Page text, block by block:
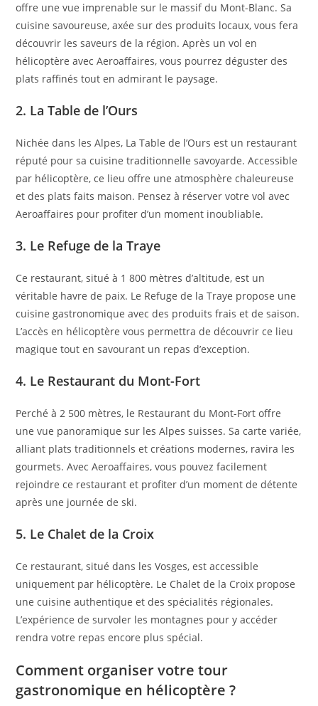
offre une vue imprenable sur le massif du Mont-Blanc. Sa
cuisine savoureuse, axée sur des produits locaux, vous fera
découvrir les saveurs de la région. Après un vol en
hélicoptère avec Aeroaffaires, vous pourrez déguster des
plats raffinés tout en admirant le paysage.
2. La Table de l’Ours
Nichée dans les Alpes, La Table de l’Ours est un restaurant
réputé pour sa cuisine traditionnelle savoyarde. Accessible
par hélicoptère, ce lieu offre une atmosphère chaleureuse
et des plats faits maison. Pensez à réserver votre vol avec
Aeroaffaires pour profiter d’un moment inoubliable.
3. Le Refuge de la Traye
Ce restaurant, situé à 1 800 mètres d’altitude, est un
véritable havre de paix. Le Refuge de la Traye propose une
cuisine gastronomique avec des produits frais et de saison.
L’accès en hélicoptère vous permettra de découvrir ce lieu
magique tout en savourant un repas d’exception.
4. Le Restaurant du Mont-Fort
Perché à 2 500 mètres, le Restaurant du Mont-Fort offre
une vue panoramique sur les Alpes suisses. Sa carte variée,
alliant plats traditionnels et créations modernes, ravira les
gourmets. Avec Aeroaffaires, vous pouvez facilement
rejoindre ce restaurant et profiter d’un moment de détente
après une journée de ski.
5. Le Chalet de la Croix
Ce restaurant, situé dans les Vosges, est accessible
uniquement par hélicoptère. Le Chalet de la Croix propose
une cuisine authentique et des spécialités régionales.
L’expérience de survoler les montagnes pour y accéder
rendra votre repas encore plus spécial.
Comment organiser votre tour
gastronomique en hélicoptère ?